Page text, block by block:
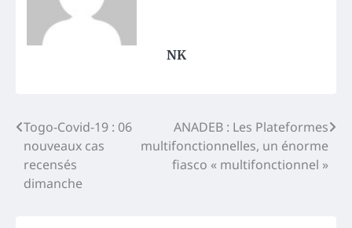
NK
Post
navigation
Togo-Covid-19 : 06
nouveaux cas
recensés
dimanche
ANADEB : Les Plateformes
multifonctionnelles, un énorme
fiasco « multifonctionnel »